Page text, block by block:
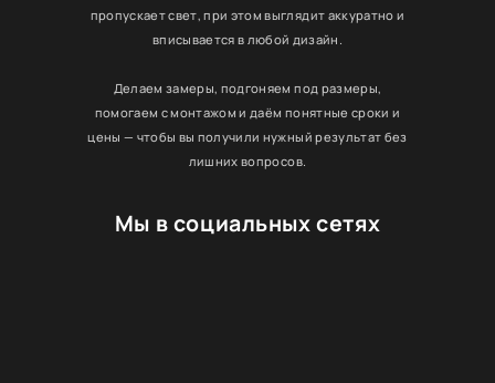
Мы в социальных сетях
пропускает свет, при этом выглядит аккуратно и
вписывается в любой дизайн.
Делаем замеры, подгоняем под размеры,
помогаем с монтажом и даём понятные сроки и
цены — чтобы вы получили нужный результат без
лишних вопросов.